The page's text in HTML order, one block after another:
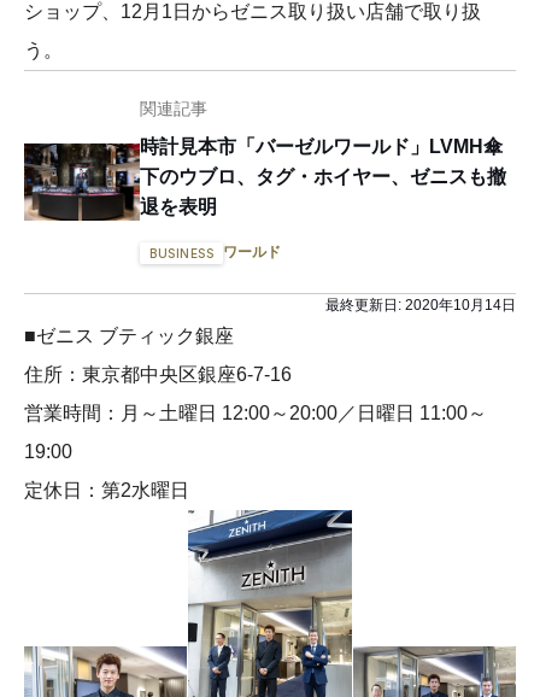
ショップ、12月1日からゼニス取り扱い店舗で取り扱
う。
関連記事
時計見本市「バーゼルワールド」LVMH傘
下のウブロ、タグ・ホイヤー、ゼニスも撤
退を表明
BUSINESS ワールド
最終更新日: 2020年10月14日
■ゼニス ブティック銀座
住所：東京都中央区銀座6-7-16
営業時間：月～土曜日 12:00～20:00／日曜日 11:00～
19:00
定休日：第2水曜日